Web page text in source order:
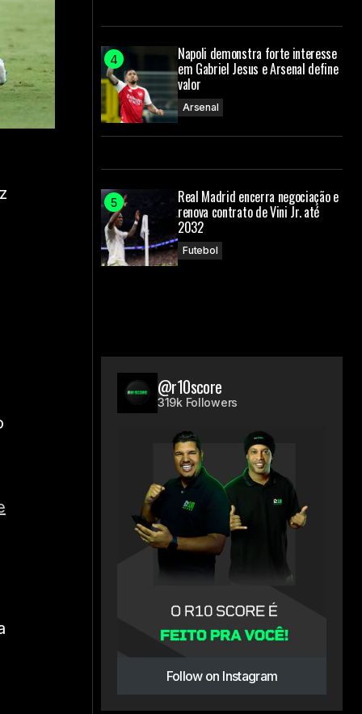
Napoli demonstra forte interesse
em Gabriel Jesus e Arsenal define
valor
Arsenal
Real Madrid encerra negociação e
renova contrato de Vini Jr. até
2032
Futebol
@r10score
319k Followers
Follow on Instagram